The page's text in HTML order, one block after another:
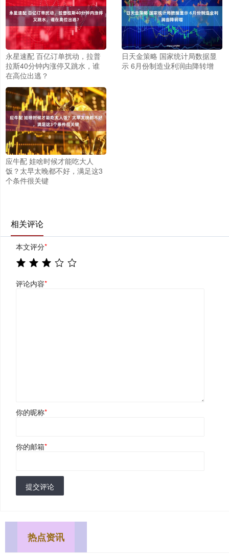
永星速配 百亿订单扰动，拉普
拉斯40分钟内涨停又跳水，谁
在高位出逃？
日天金策略 国家统计局数据显
示 6月份制造业利润由降转增
应牛配 娃啥时候才能吃大人
饭？太早太晚都不好，满足这3
个条件很关键
相关评论
本文评分*
评论内容*
你的昵称*
你的邮箱*
提交评论
热点资讯